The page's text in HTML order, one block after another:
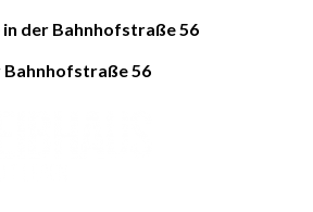
der Bahnhofstraße 56
Bahnhofstraße 56